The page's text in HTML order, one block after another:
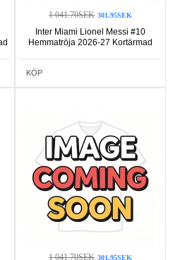
1 041.70SEK 301.95SEK
Inter Miami Lionel Messi #10
Hemmatröja 2026-27 Kortärmad
KÖP
1 041.70SEK 301.95SEK